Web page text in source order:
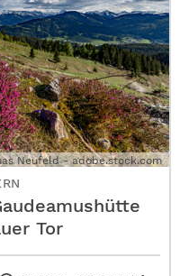
Neufeld - adobe.stock.com
Tor